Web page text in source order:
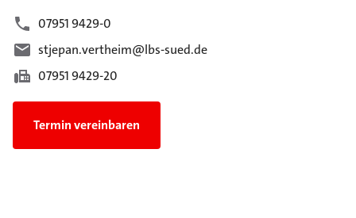
07951 9429-0
stjepan.vertheim@lbs-sued.de
07951 9429-20
Termin vereinbaren